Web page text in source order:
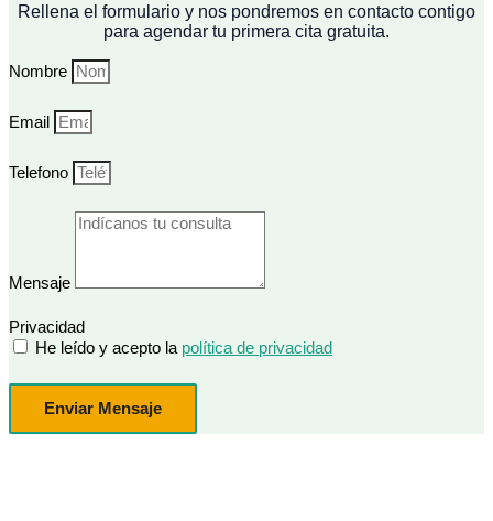
Rellena el formulario y nos pondremos en contacto contigo
para agendar tu primera cita gratuita.
Nombre
Email
Telefono
Mensaje
Privacidad
He leído y acepto la política de privacidad
Enviar Mensaje